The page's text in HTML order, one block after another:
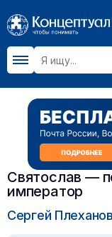
Святослав —
император
Сергей Плеханов